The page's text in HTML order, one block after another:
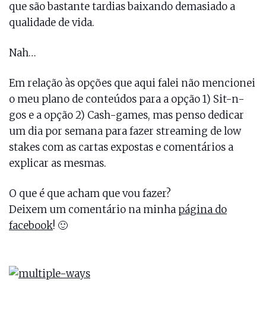
que são bastante tardias baixando demasiado a
qualidade de vida.
Nah…
Em relação às opções que aqui falei não mencionei
o meu plano de conteúdos para a opção 1) Sit-n-
gos e a opção 2) Cash-games, mas penso dedicar
um dia por semana para fazer streaming de low
stakes com as cartas expostas e comentários a
explicar as mesmas.
O que é que acham que vou fazer?
Deixem um comentário na minha página do
facebook! 🙂